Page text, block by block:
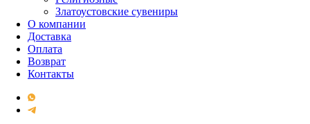
Златоустовские сувениры
О компании
Доставка
Оплата
Возврат
Контакты